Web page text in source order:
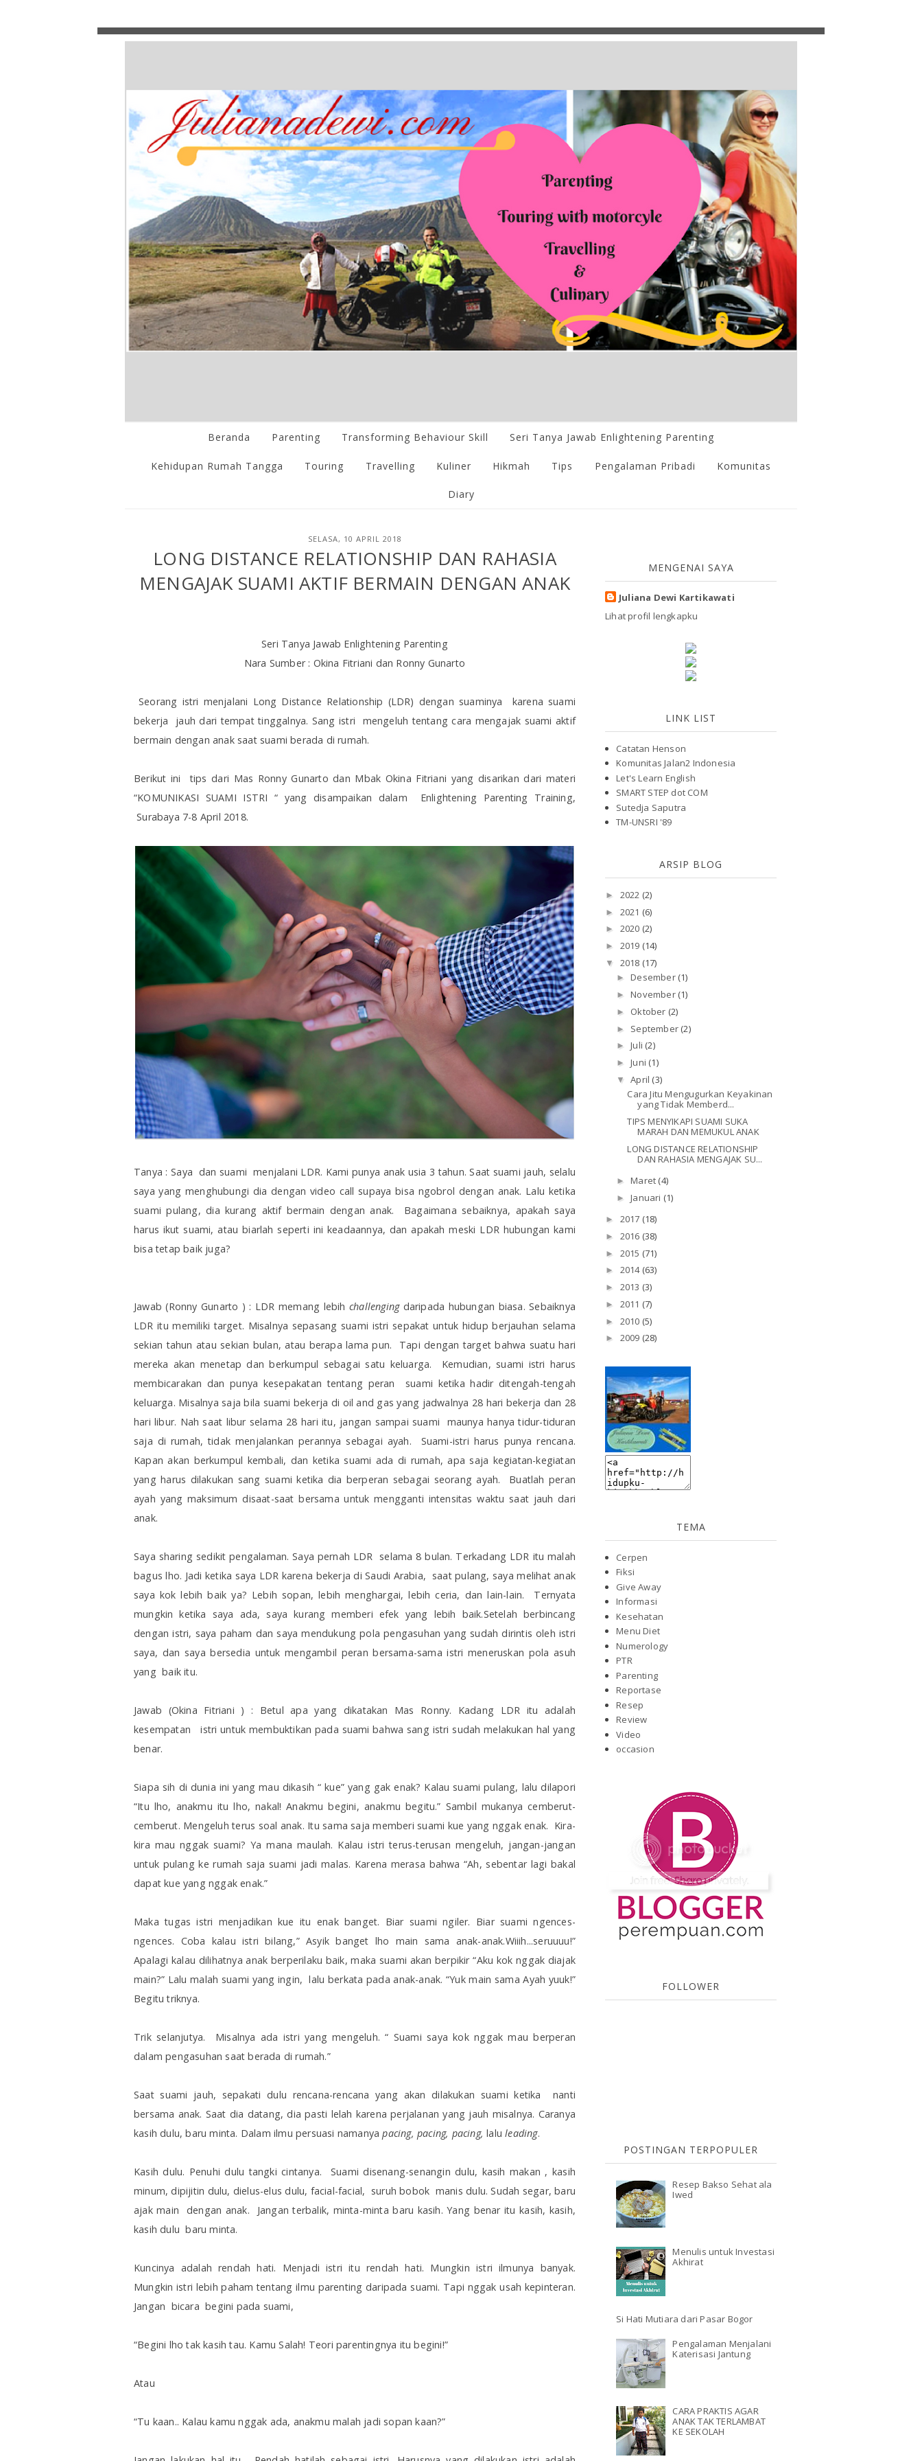
Beranda Parenting Transforming Behaviour Skill Seri Tanya Jawab Enlightening Parenting
Kehidupan Rumah Tangga Touring Travelling Kuliner Hikmah Tips Pengalaman Pribadi Komunitas
Diary
SELASA, 10 APRIL 2018
LONG DISTANCE RELATIONSHIP DAN RAHASIA
MENGAJAK SUAMI AKTIF BERMAIN DENGAN ANAK
Seri Tanya Jawab Enlightening Parenting
Nara Sumber : Okina Fitriani dan Ronny Gunarto
Seorang istri menjalani Long Distance Relationship (LDR) dengan suaminya
karena suami
bekerja
jauh dari tempat tinggalnya. Sang istri
mengeluh tentang cara mengajak suami aktif
bermain dengan anak saat suami berada di rumah.
Berikut ini
tips dari Mas Ronny Gunarto dan Mbak Okina Fitriani yang disarikan dari materi
“KOMUNIKASI SUAMI ISTRI “ yang disampaikan dalam
Enlightening Parenting Training,
Surabaya 7-8 April 2018.
Tanya : Saya dan suami menjalani LDR. Kami punya anak usia 3 tahun. Saat suami jauh, selalu
saya yang menghubungi dia dengan video call supaya bisa ngobrol dengan anak. Lalu ketika
suami pulang, dia kurang aktif bermain dengan anak.
Bagaimana sebaiknya, apakah saya
harus ikut suami, atau biarlah seperti ini keadaannya, dan apakah meski LDR hubungan kami
bisa tetap baik juga?
Jawab (Ronny Gunarto ) : LDR memang lebih challengingdaripada hubungan biasa. Sebaiknya
LDR itu memiliki target. Misalnya sepasang suami istri sepakat untuk hidup berjauhan selama
sekian tahun atau sekian bulan, atau berapa lama pun.
Tapi dengan target bahwa suatu hari
mereka akan menetap dan berkumpul sebagai satu keluarga.
Kemudian, suami istri harus
membicarakan dan punya kesepakatan tentang peran
suami ketika hadir ditengah-tengah
keluarga. Misalnya saja bila suami bekerja di oil and gas yang jadwalnya 28 hari bekerja dan 28
hari libur. Nah saat libur selama 28 hari itu, jangan sampai suami
maunya hanya tidur-tiduran
saja di rumah, tidak menjalankan perannya sebagai ayah.
Suami-istri harus punya rencana.
Kapan akan berkumpul kembali, dan ketika suami ada di rumah, apa saja kegiatan-kegiatan
yang harus dilakukan sang suami ketika dia berperan sebagai seorang ayah.
Buatlah peran
ayah yang maksimum disaat-saat bersama untuk mengganti intensitas waktu saat jauh dari
anak.
Saya sharing sedikit pengalaman. Saya pernah LDR selama 8 bulan. Terkadang LDR itu malah
bagus lho. Jadi ketika saya LDR karena bekerja di Saudi Arabia, saat pulang, saya melihat anak
saya kok lebih baik ya? Lebih sopan, lebih menghargai, lebih ceria, dan lain-lain.
Ternyata
mungkin ketika saya ada, saya kurang memberi efek yang lebih baik.Setelah berbincang
dengan istri, saya paham dan saya mendukung pola pengasuhan yang sudah dirintis oleh istri
saya, dan saya bersedia untuk mengambil peran bersama-sama istri meneruskan pola asuh
yang baik itu.
Jawab (Okina Fitriani ) : Betul apa yang dikatakan Mas Ronny. Kadang LDR itu adalah
kesempatan
istri untuk membuktikan pada suami bahwa sang istri sudah melakukan hal yang
benar.
Siapa sih di dunia ini yang mau dikasih “ kue” yang gak enak? Kalau suami pulang, lalu dilapori
“Itu lho, anakmu itu lho, nakal! Anakmu begini, anakmu begitu.” Sambil mukanya cemberut-
cemberut. Mengeluh terus soal anak. Itu sama saja memberi suami kue yang nggak enak. Kira-
kira mau nggak suami? Ya mana maulah. Kalau istri terus-terusan mengeluh, jangan-jangan
untuk pulang ke rumah saja suami jadi malas. Karena merasa bahwa “Ah, sebentar lagi bakal
dapat kue yang nggak enak.”
Maka tugas istri menjadikan kue itu enak banget. Biar suami ngiler. Biar suami ngences-
ngences. Coba kalau istri bilang,” Asyik banget lho main sama anak-anak.Wiiih...seruuuu!”
Apalagi kalau dilihatnya anak berperilaku baik, maka suami akan berpikir “Aku kok nggak diajak
main?” Lalu malah suami yang ingin, lalu berkata pada anak-anak. “Yuk main sama Ayah yuuk!”
Begitu triknya.
Trik selanjutya.
Misalnya ada istri yang mengeluh. “ Suami saya kok nggak mau berperan
dalam pengasuhan saat berada di rumah.”
Saat suami jauh, sepakati dulu rencana-rencana yang akan dilakukan suami ketika nanti
bersama anak. Saat dia datang, dia pasti lelah karena perjalanan yang jauh misalnya. Caranya
kasih dulu, baru minta. Dalam ilmu persuasi namanyapacing, pacing, pacing, laluleading.
Kasih dulu. Penuhi dulu tangki cintanya. Suami disenang-senangin dulu, kasih makan , kasih
minum, dipijitin dulu, dielus-elus dulu, facial-facial, suruh bobok manis dulu. Sudah segar, baru
ajak main
dengan anak.
Jangan terbalik, minta-minta baru kasih. Yang benar itu kasih, kasih,
kasih dulu baru minta.
Kuncinya adalah rendah hati. Menjadi istri itu rendah hati. Mungkin istri ilmunya banyak.
Mungkin istri lebih paham tentang ilmu parenting daripada suami. Tapi nggak usah kepinteran.
Jangan bicara begini pada suami,
“Begini lho tak kasih tau. Kamu Salah! Teori parentingnya itu begini!”
Atau
“Tu kaan.. Kalau kamu nggak ada, anakmu malah jadi sopan kaan?”
MENGENAI SAYA
Juliana Dewi Kartikawati
Lihat profil lengkapku
LINK LIST
Catatan Henson
Komunitas Jalan2 Indonesia
Let's Learn English
SMART STEP dot COM
Sutedja Saputra
TM-UNSRI '89
ARSIP BLOG
► 2022 (2)
► 2021 (6)
► 2020 (2)
► 2019 (14)
▼ 2018 (17)
►Desember (1)
►November (1)
► Oktober (2)
► September (2)
►Juli (2)
►Juni (1)
▼April (3)
Cara Jitu Mengugurkan Keyakinan
yang Tidak Memberd...
TIPS MENYIKAPI SUAMI SUKA
MARAH DAN MEMUKUL ANAK
LONG DISTANCE RELATIONSHIP
DAN RAHASIA MENGAJAK SU...
►Maret (4)
►Januari (1)
► 2017 (18)
► 2016 (38)
► 2015 (71)
► 2014 (63)
► 2013 (3)
► 2011 (7)
► 2010 (5)
► 2009 (28)
TEMA
Cerpen
Fiksi
Give Away
Informasi
Kesehatan
Menu Diet
Numerology
PTR
Parenting
Reportase
Resep
Review
Video
occasion
FOLLOWER
POSTINGAN TERPOPULER
Resep Bakso Sehat ala
Iwed
Menulis untuk Investasi
Akhirat
Si Hati Mutiara dari Pasar Bogor
Pengalaman Menjalani
Katerisasi Jantung
CARA PRAKTIS AGAR
ANAK TAK TERLAMBAT
KE SEKOLAH